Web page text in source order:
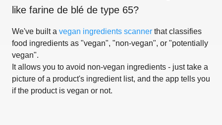
like farine de blé de type 65?
We've built a vegan ingredients scanner that classifies
food ingredients as "vegan", "non-vegan", or "potentially
vegan".
It allows you to avoid non-vegan ingredients - just take a
picture of a product's ingredient list, and the app tells you
if the product is vegan or not.